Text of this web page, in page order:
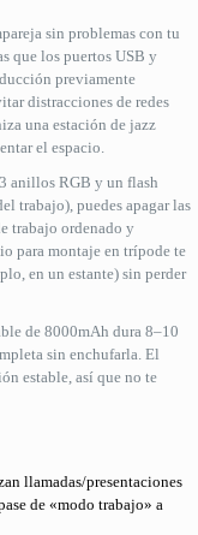
sin problemas con tu
que los puertos USB y
previamente
distracciones de redes
una estación de jazz
el espacio.
anillos RGB y un flash
trabajo), puedes apagar las
trabajo ordenado y
para montaje en trípode te
en un estante) sin perder
de 8000mAh dura 8–10
sin enchufarla. El
estable, así que no te
llamadas/presentaciones
de «modo trabajo» a